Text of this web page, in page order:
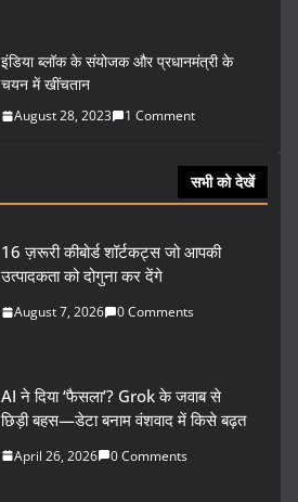
इंडिया ब्लॉक के संयोजक और प्रधानमंत्री के
चयन में खींचतान
August 28, 2023 1 Comment
सभी को देखें
16 ज़रूरी कीबोर्ड शॉर्टकट्स जो आपकी
उत्पादकता को दोगुना कर देंगे
August 7, 2026 0 Comments
AI ने दिया ‘फैसला’? Grok के जवाब से
छिड़ी बहस—डेटा बनाम वंशवाद में किसे बढ़त
April 26, 2026 0 Comments